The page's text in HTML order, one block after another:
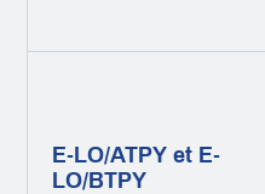
E-LO/ATPY et E-
LO/BTPY